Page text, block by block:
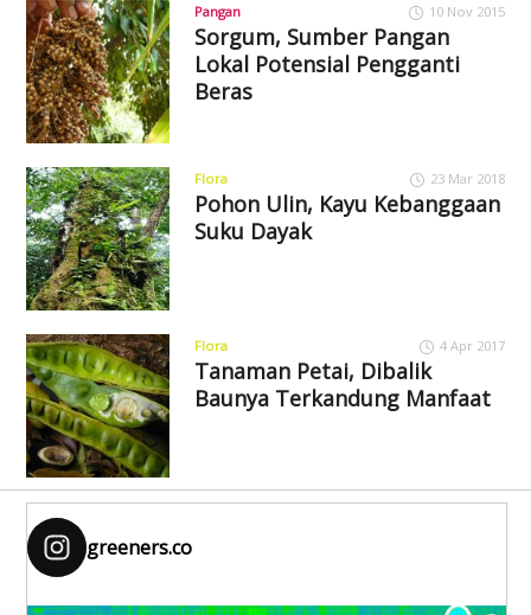
Pangan 10 Nov 2015
Sorgum, Sumber Pangan
Lokal Potensial Pengganti
Beras
Flora 23 Mar 2018
Pohon Ulin, Kayu Kebanggaan
Suku Dayak
Flora 4 Apr 2017
Tanaman Petai, Dibalik
Baunya Terkandung Manfaat
greeners.co